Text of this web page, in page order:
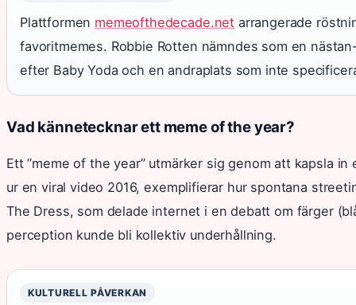
Plattformen memeofthedecade.net arrangerade
favoritmemes. Robbie Rotten nämndes som en
efter Baby Yoda och en andraplats som inte
Vad kännetecknar ett meme of the year?
Ett ”meme of the year” utmärker sig genom att kapsla
ur en viral video 2016, exemplifierar hur spontana
The Dress, som delade internet i en debatt om färger
perception kunde bli kollektiv underhållning.
KULTURELL PÅVERKAN